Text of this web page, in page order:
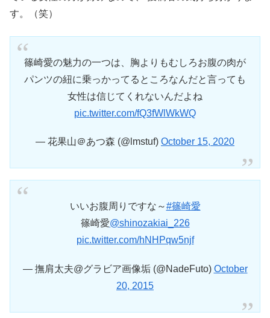
す。（笑）
篠崎愛の魅力の一つは、胸よりもむしろお腹の肉が
パンツの紐に乗っかってるところなんだと言っても
女性は信じてくれないんだよね
pic.twitter.com/fQ3fWlWkWQ
— 花果山＠あつ森 (@lmstuf) October 15, 2020
いいお腹周りですな～#篠崎愛
篠崎愛@shinozakiai_226
pic.twitter.com/hNHPqw5njf
— 撫肩太夫@グラビア画像垢 (@NadeFuto) October
20, 2015